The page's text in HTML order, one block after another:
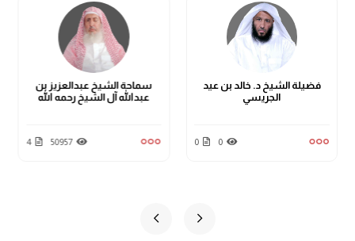
فضيلة الشيخ د. خالد بن عيد
الجريسي
0
0
سماحة الشيخ عبدالعزيز بن
عبدالله آل الشيخ رحمه الله
50957
4